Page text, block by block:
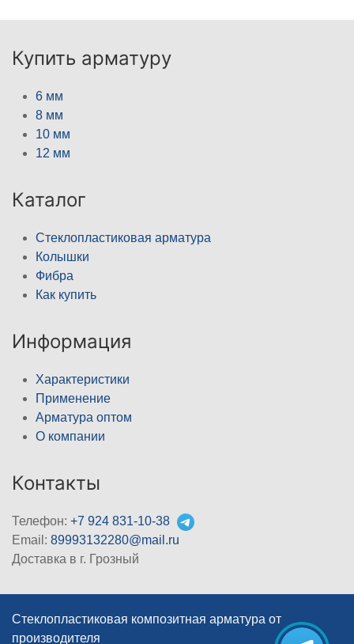
Купить арматуру
6 мм
8 мм
10 мм
12 мм
Каталог
Стеклопластиковая арматура
Колышки
Фибра
Как купить
Информация
Характеристики
Применение
Арматура оптом
О компании
Контакты
Телефон: +7 924 831-10-38
Email: 89993132280@mail.ru
Доставка в г. Грозный
Стеклопластиковая композитная арматура от
производителя